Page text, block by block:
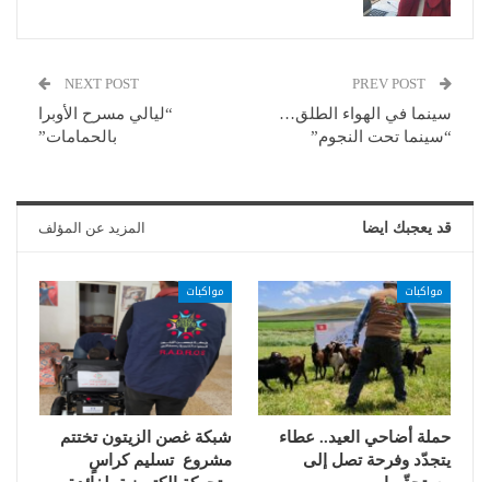
سينما في الهواء الطلق…
“سينما تحت النجوم”
NEXT POST
“ليالي مسرح الأوبرا
بالحمامات”
قد يعجبك ايضا المزيد عن المؤلف
مواكبات
حملة أضاحي العيد.. عطاء
يتجدّد وفرحة تصل إلى
مواكبات
شبكة غصن الزيتون تختتم
مشروع تسليم كراسٍ